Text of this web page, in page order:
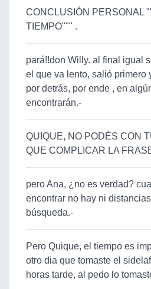
CONCLUSIÓN PERSONAL
TIEMPO""" .
pará!!don Willy. al final igual
el que va lento, salió primero
por detrás, por ende , en
encontrarán.-
QUIQUE, NO PODÉS CON
QUE COMPLICAR LA
pero Ana, ¿no es verdad?
encontrar no hay ni
búsqueda.-
Pero Quique, el tiempo es
otro dia que tomaste el
horas tarde, al pedo lo